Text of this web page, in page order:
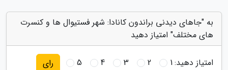
به "جاهای دیدنی براندون کانادا: شهر فستیوال ها و کنسرت
های مختلف" امتیاز دهید
امتیاز دهید:1
2
3
4
5 رای